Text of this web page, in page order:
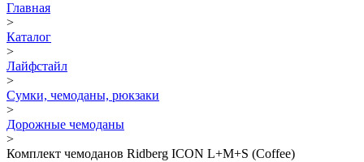
Главная
>
Каталог
>
Лайфстайл
>
Сумки, чемоданы, рюкзаки
>
Дорожные чемоданы
>
Комплект чемоданов Ridberg ICON L+M+S (Coffee)